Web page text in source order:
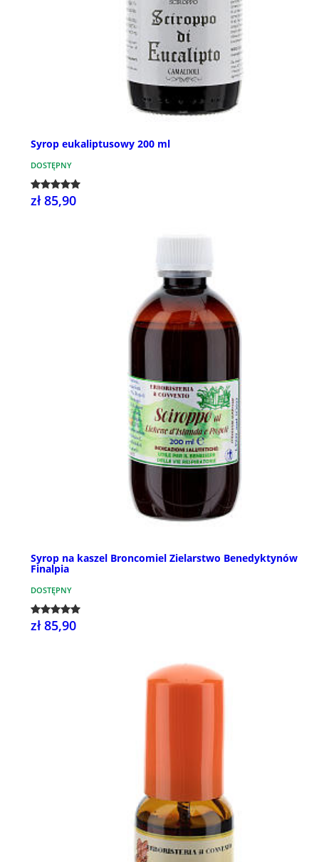
Syrop eukaliptusowy 200 ml
DOSTĘPNY
zł 85,90
Syrop na kaszel Broncomiel Zielarstwo Benedyktynów
Finalpia
DOSTĘPNY
zł 85,90